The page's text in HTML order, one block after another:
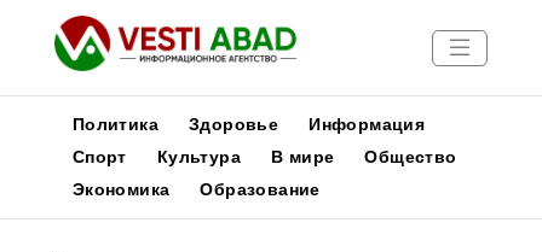
Новости
Политика Здоровье
Информация
Спорт
Культура В мире
Общество
Экономика
Образование